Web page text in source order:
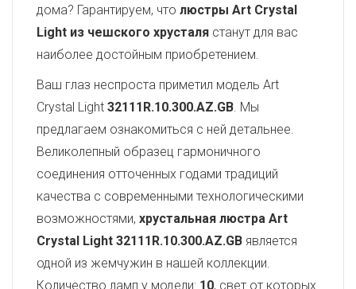
дома? Гарантируем, что люстры Art Crystal
Light из чешского хрусталя станут для вас
наиболее достойным приобретением.
Ваш глаз неспроста приметил модель Art
Crystal Light 32111R.10.300.AZ.GB. Мы
предлагаем ознакомиться с ней детальнее.
Великолепный образец гармоничного
соединения отточенных годами традиций
качества с современными технологическими
возможностями, хрустальная люстра Art
Crystal Light 32111R.10.300.AZ.GB является
одной из жемчужин в нашей коллекции.
Количество ламп у модели: 10, свет от которых